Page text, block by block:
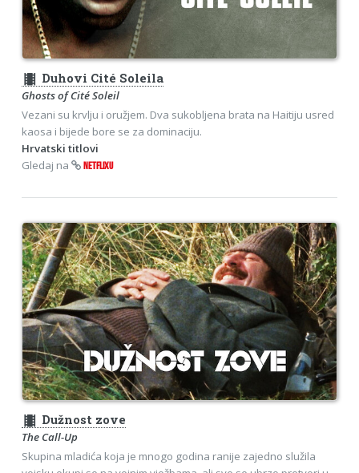
theaters Duhovi Cité Soleila
Ghosts of Cité Soleil
Vezani su krvlju i oružjem. Dva sukobljena brata na Haitiju usred
kaosa i bijede bore se za dominaciju.
Hrvatski titlovi
Gledaj na
NETFLIXU
theaters Dužnost zove
The Call-Up
Skupina mladića koja je mnogo godina ranije zajedno služila